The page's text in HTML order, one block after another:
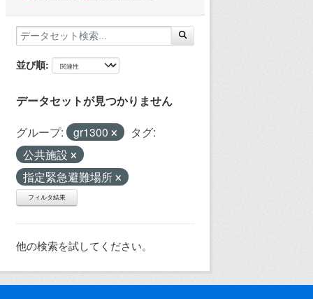
並び順
データセットが見つかりません
グループ: gr1300
タグ:
公共施設
指定緊急避難場所
フィルタ結果
他の検索を試してください。